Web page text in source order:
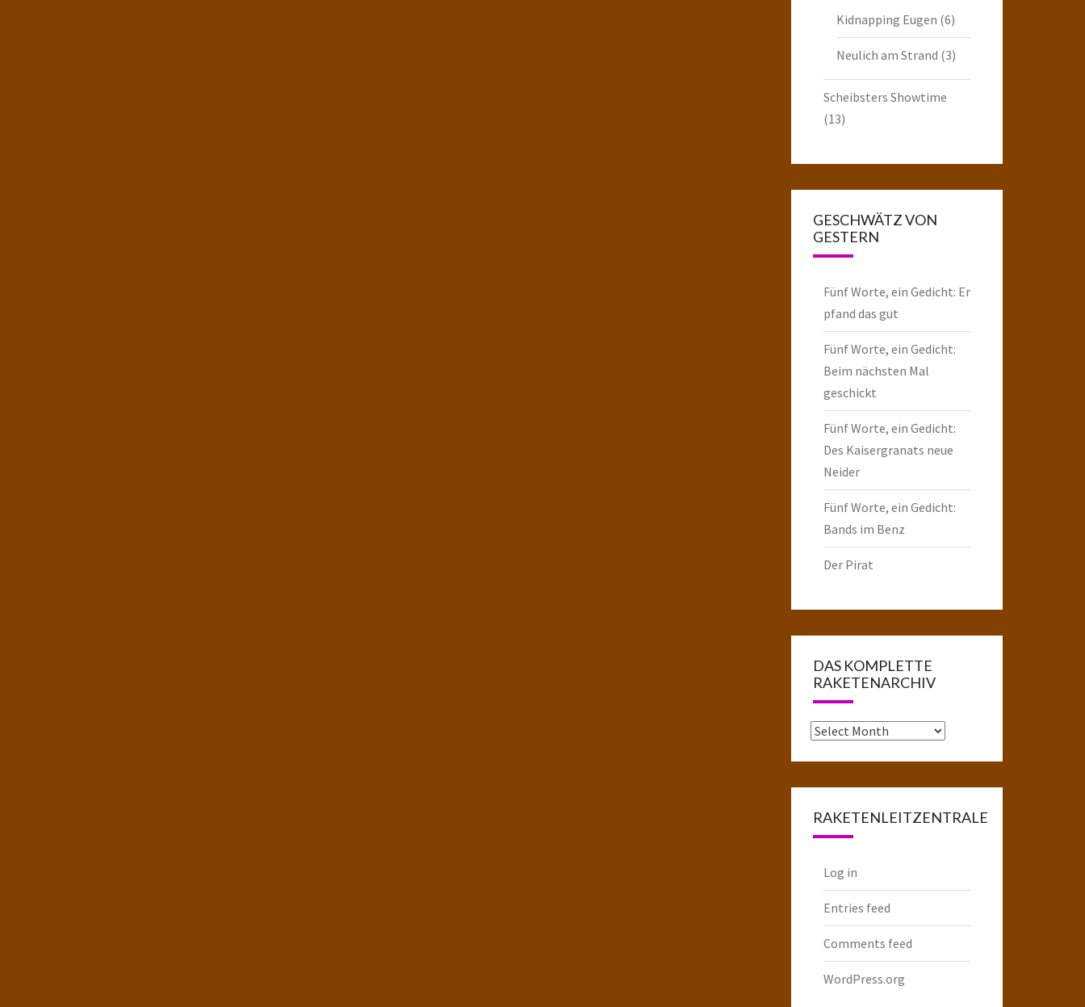
Kidnapping Eugen (6)
Neulich am Strand (3)
Scheibsters Showtime
(13)
GESCHWÄTZ VON
GESTERN
Fünf Worte, ein Gedicht: Er
pfand das gut
Fünf Worte, ein Gedicht:
Beim nächsten Mal
geschickt
Fünf Worte, ein Gedicht:
Des Kaisergranats neue
Neider
Fünf Worte, ein Gedicht:
Bands im Benz
Der Pirat
DAS KOMPLETTE
RAKETENARCHIV
Das
RAKETENLEITZENTRALE
Log in
Entries feed
Comments feed
WordPress.org